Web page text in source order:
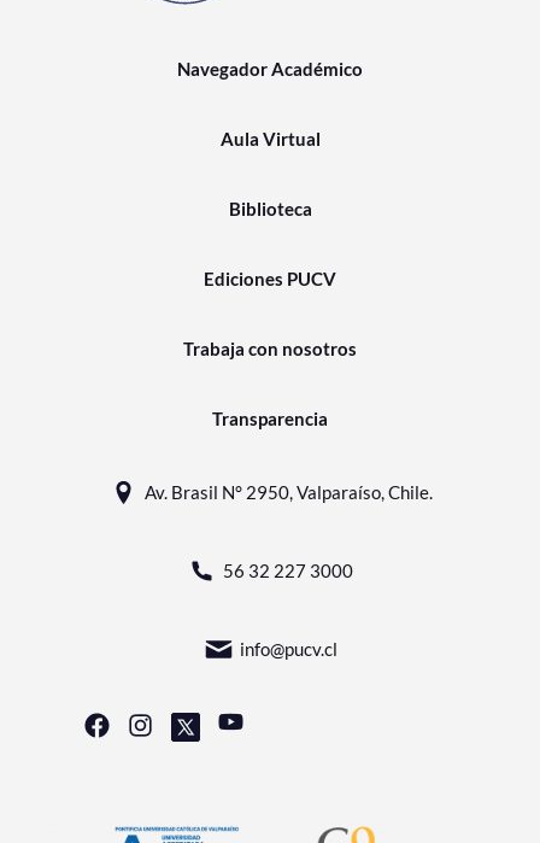
Navegador Académico
Aula Virtual
Biblioteca
Ediciones PUCV
Trabaja con nosotros
Transparencia
Av. Brasil N° 2950, Valparaíso, Chile.
56 32 227 3000
info@pucv.cl